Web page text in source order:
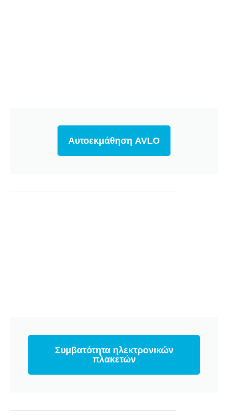
Αυτοεκμάθηση AVLO
Συμβατότητα ηλεκτρονικών
πλακετών